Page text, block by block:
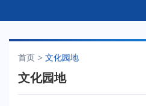
首页 文化园地
文化园地